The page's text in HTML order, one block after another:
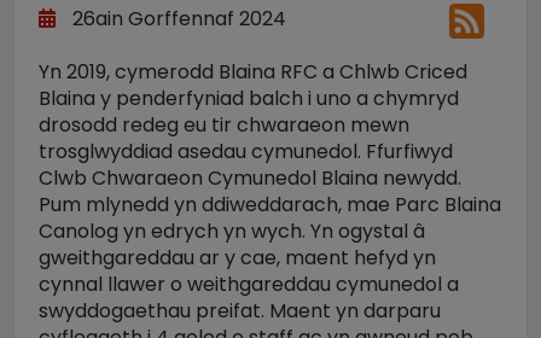
26ain Gorffennaf 2024
Yn 2019, cymerodd Blaina RFC a Chlwb Criced
Blaina y penderfyniad balch i uno a chymryd
drosodd redeg eu tir chwaraeon mewn
trosglwyddiad asedau cymunedol. Ffurfiwyd
Clwb Chwaraeon Cymunedol Blaina newydd.
Pum mlynedd yn ddiweddarach, mae Parc Blaina
Canolog yn edrych yn wych. Yn ogystal â
gweithgareddau ar y cae, maent hefyd yn
cynnal llawer o weithgareddau cymunedol a
swyddogaethau preifat. Maent yn darparu